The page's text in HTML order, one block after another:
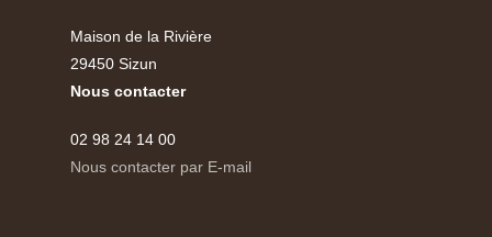
Maison de la Rivière
29450 Sizun
Nous contacter
02 98 24 14 00
Nous contacter par E-mail